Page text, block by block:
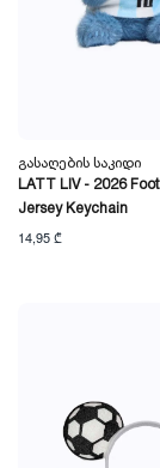
Გასაღების Საკიდი
LATT LIV - 2026
Jersey Keychain
14,95 ₾